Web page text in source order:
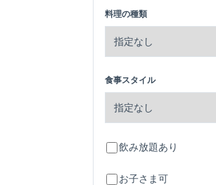
料理の種類
食事スタイル
飲み放題あり
お子さま可